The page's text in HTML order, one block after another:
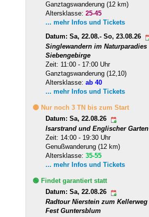
Ganztagswanderung (12 km)
Altersklasse:25-45
... mehr Infos und Tickets
Datum: Sa, 22.08.- So, 23.08.26
Singlewandern im Naturparadies
Siebengebirge
Zeit: 11:00 - 17:00 Uhr
Ganztagswanderung (12,10)
Altersklasse:ab 40
... mehr Infos und Tickets
🟡 Nur noch 3 TN bis zum Start
Datum: Sa, 22.08.26
Isarstrand und Englischer Garten
Zeit: 14:00 - 19:30 Uhr
Genußwanderung (12 km)
Altersklasse:35-55
... mehr Infos und Tickets
🟢 Findet garantiert statt
Datum: Sa, 22.08.26
Radtour Nierstein zum Kellerweg
Fest Guntersblum